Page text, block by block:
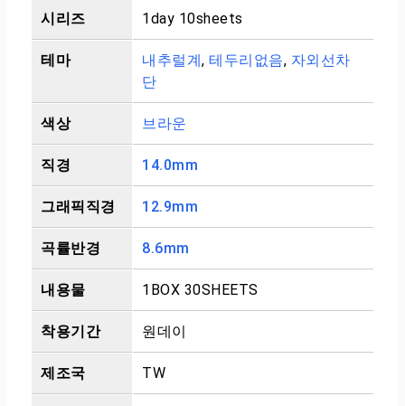
시리즈 1day 10sheets
테마 내추럴계, 테두리없음, 자외선차
단
색상 브라운
직경 14.0mm
그래픽직경 12.9mm
곡률반경 8.6mm
내용물 1BOX 30SHEETS
착용기간 원데이
제조국 TW